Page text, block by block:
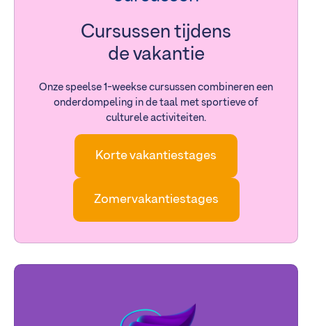
Cursussen tijdens
de vakantie
Onze speelse 1-weekse cursussen combineren een
onderdompeling in de taal met sportieve of
culturele activiteiten.
Korte vakantiestages
Zomervakantiestages